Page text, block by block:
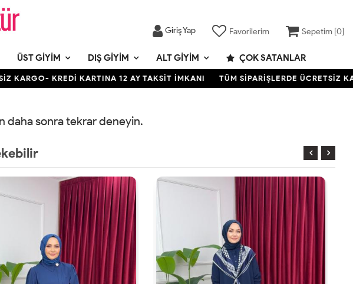
Giriş Yap Favorilerim Sepetim [0]
ÜST GIYIM DIŞ GIYIM ALT GIYIM ÇOK SATANLAR
KREDİ KARTINA 12 AY TAKSİT İMKANI TÜM SİPARİŞLERDE ÜCRETSİZ
daha sonra tekrar deneyin.